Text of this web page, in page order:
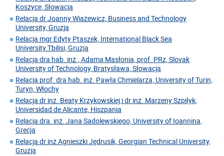
Koszyce, Słowacja
Relacja dr Joanny Wiażewicz, Business and Technology
University, Gruzja
Relacja mgr Edyty Ptaszek, International Black Sea
University.Tbilisi, Gruzja
Relacja dra hab. inż., Adama Masłonia, prof. PRz, Slovak
University of Technology, Bratysława, Słowacja
Relacja prof. dra hab. inż. Pawła Chmielarza, University of Turin,
Turyn, Włochy
Relacja dr inż. Beaty Krzykowskiej i dr inż. Marzeny Szpiłyk,
Universidad de Alicante, Hiszpania
Relacja dra. inż. Jana Sadolewskiego, University of Ioannina,
Grecja
Relacja dr inż Agnieszki Jędrusik, Georgian Technical University,
Gruzja